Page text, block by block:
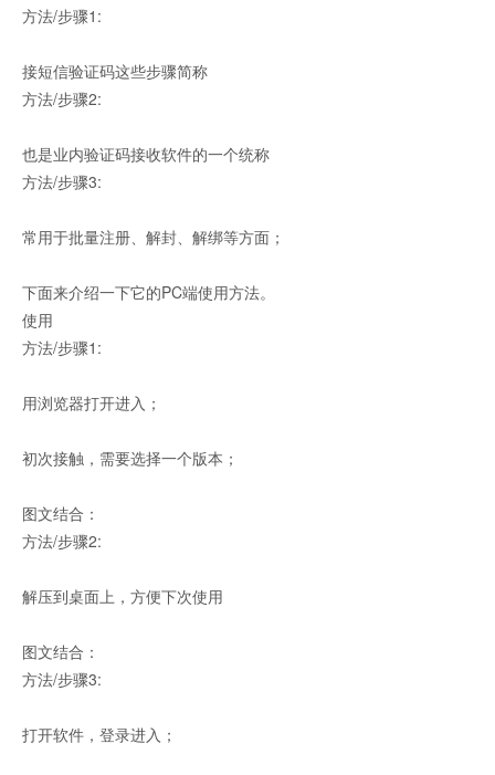
证码网站
方法/步骤1:
接短信验证码这些步骤简称
方法/步骤2:
也是业内验证码接收软件的一个统称
方法/步骤3:
常用于批量注册、解封、解绑等方面；
下面来介绍一下它的PC端使用方法。
使用
方法/步骤1:
用浏览器打开进入；
初次接触，需要选择一个版本；
图文结合：
方法/步骤2:
解压到桌面上，方便下次使用
图文结合：
方法/步骤3:
打开软件，登录进入；